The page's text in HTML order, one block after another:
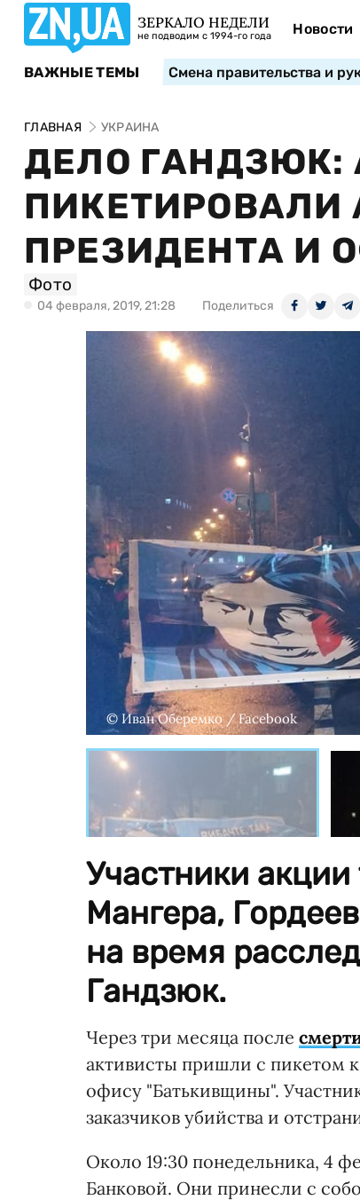
ЗЕРКАЛО НЕДЕЛИ
не подводим с 1994-го года Новости
ВАЖНЫЕ ТЕМЫ Смена правительства и
ГЛАВНАЯ УКРАИНА
ДЕЛО ГАНДЗЮК:
ПРЕЗИДЕНТА И
Фото
04 февраля, 2019, 21:28 Поделиться
© Иван Оберемко / Facebook
Участники
Мангера,
на время
Гандзюк.
Через три месяца после
активисты пришли с пикетом
офису "Батькивщины".
заказчиков убийства и
Около 19:30 понедельника, 4
Банковой. Они принесли с